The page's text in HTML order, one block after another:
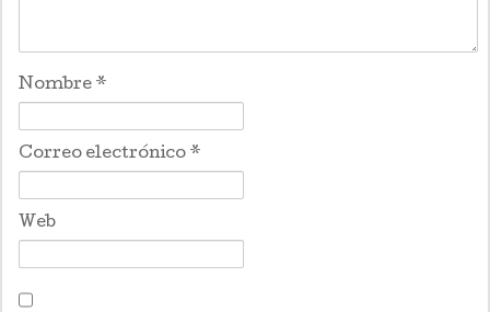
Nombre *
Correo electrónico *
Web